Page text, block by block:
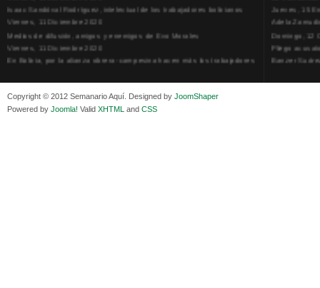
Viernes, 11 Diciembre 2020
En Bolivia, por la alianza obrera-campesina hacen más los trabajadores
Viernes, 11 Diciembre 2020
Adela
Banzer
Copyright © 2012 Semanario Aquí. Designed by JoomShaper
Powered by Joomla! Valid XHTML and CSS